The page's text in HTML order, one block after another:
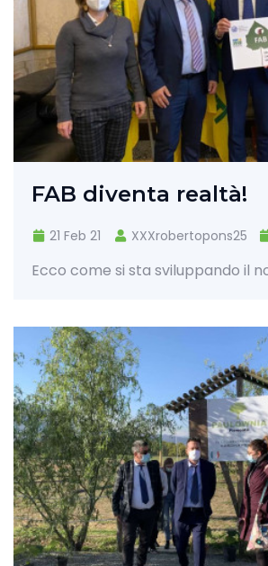
FAB diventa realtà!
21 Feb 21 XXXrobertopons25
Ecco come si sta sviluppando il